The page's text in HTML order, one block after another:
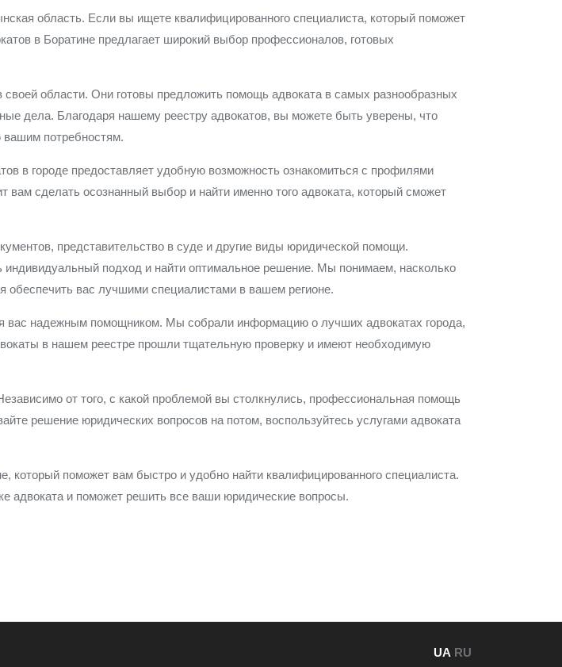
область. Если вы ищете квалифицированного специалиста, который поможет
в Боратине предлагает широкий выбор профессионалов, готовых
области. Они готовы предложить помощь адвоката в самых разнообразных
дела. Благодаря нашему реестру адвокатов, вы можете быть уверены, что
потребностям.
в городе предоставляет удобную возможность ознакомиться с профилями
сделать осознанный выбор и найти именно того адвоката, который сможет
представительство в суде и другие виды юридической помощи.
подход и найти оптимальное решение. Мы понимаем, насколько
вас лучшими специалистами в вашем регионе.
вас надежным помощником. Мы собрали информацию о лучших адвокатах города,
в нашем реестре прошли тщательную проверку и имеют необходимую
от того, с какой проблемой вы столкнулись, профессиональная помощь
решение юридических вопросов на потом, воспользуйтесь услугами адвоката
который поможет вам быстро и удобно найти квалифицированного специалиста.
адвоката и поможет решить все ваши юридические вопросы.
UA RU